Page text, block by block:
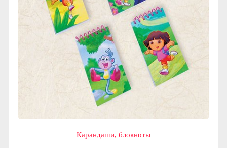
Карандаши, блокноты